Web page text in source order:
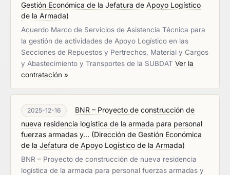
Gestión Económica de la Jefatura de Apoyo Logístico
de la Armada)
Acuerdo Marco de Servicios de Asistencia Técnica para
la gestión de actividades de Apoyo Logístico en las
Secciones de Repuestos y Pertrechos, Material y Cargos
y Abastecimiento y Transportes de la SUBDAT Ver la
contratación »
2025-12-16
BNR – Proyecto de construcción de
nueva residencia logística de la armada para personal
fuerzas armadas y... (Dirección de Gestión Económica
de la Jefatura de Apoyo Logístico de la Armada)
BNR – Proyecto de construcción de nueva residencia
logística de la armada para personal fuerzas armadas y